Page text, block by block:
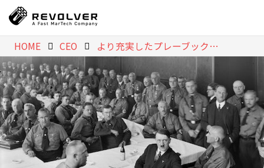
HOME CEO より充実したプレーブック（PlayBook）を準備しよう